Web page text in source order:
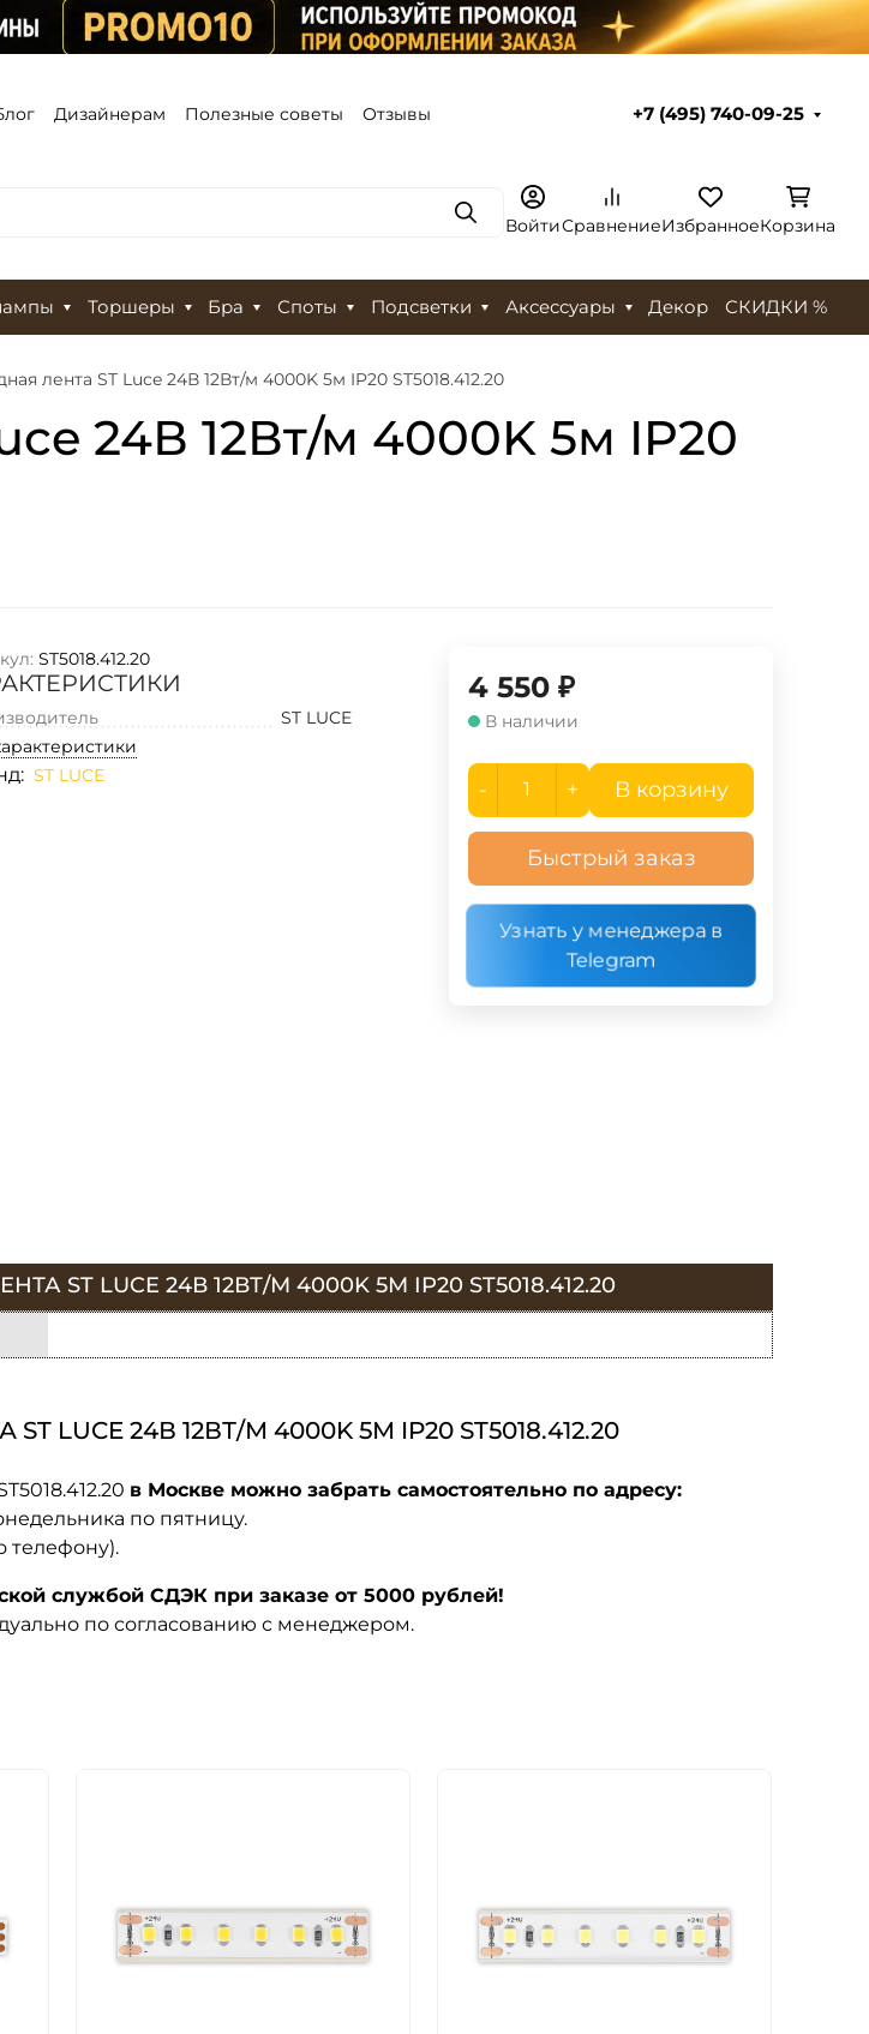
Дизайнерам Полезные советы Отзывы +7 (495) 740-09-25
ПоискВойтиСравнениеИзбранноеКорзина
Торшеры Бра Споты Подсветки Аксессуары Декор СКИДКИ %
лента ST Luce 24В 12Вт/м 4000K 5м IP20 ST5018.412.20
24В 12Вт/м 4000K 5м IP20
ST5018.412.20
ST LUCE
ST LUCE
4 550 ₽
В наличии
- + В корзину
Быстрый заказ
Узнать у менеджера в
Telegram
LUCE 24В 12ВТ/М 4000K 5М IP20 ST5018.412.20
24В 12ВТ/М 4000K 5М IP20 ST5018.412.20
в Москве можно забрать самостоятельно по адресу:
по пятницу.
телефону).
службой СДЭК при заказе от 5000 рублей!
по согласованию с менеджером.